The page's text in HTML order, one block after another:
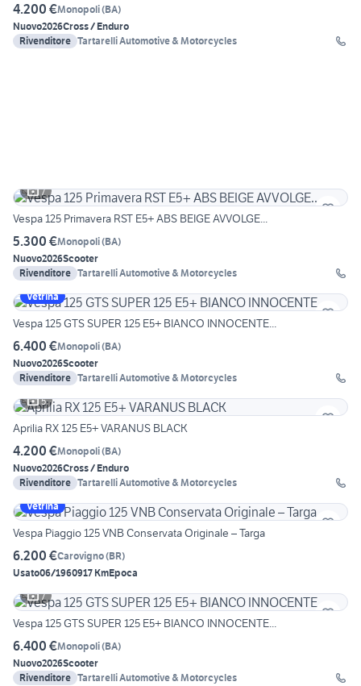
4.200 €Monopoli(BA)
Nuovo2026Cross / Enduro
Rivenditore Tartarelli Automotive & Motorcycles
7
Vespa 125 Primavera RST E5+ ABS BEIGE AVVOLGE...
5.300 €Monopoli(BA)
Nuovo2026Scooter
Rivenditore Tartarelli Automotive & Motorcycles
Vetrina
Vespa 125 GTS SUPER 125 E5+ BIANCO INNOCENTE...
6.400 €Monopoli(BA)
Nuovo2026Scooter
Rivenditore Tartarelli Automotive & Motorcycles
5
Aprilia RX 125 E5+ VARANUS BLACK
4.200 €Monopoli(BA)
Nuovo2026Cross / Enduro
Rivenditore Tartarelli Automotive & Motorcycles
Vetrina
Vespa Piaggio 125 VNB Conservata Originale – Targa
6.200 €Carovigno(BR)
Usato06/1960917 KmEpoca
7
Vespa 125 GTS SUPER 125 E5+ BIANCO INNOCENTE...
6.400 €Monopoli(BA)
Nuovo2026Scooter
Rivenditore Tartarelli Automotive & Motorcycles